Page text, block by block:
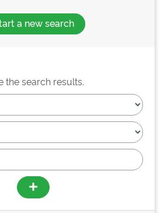
a new search
the search results.